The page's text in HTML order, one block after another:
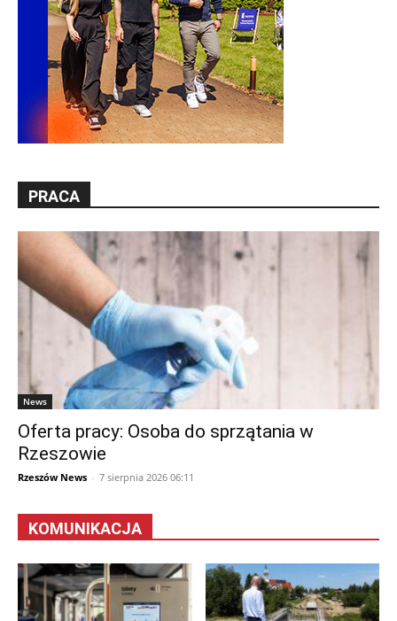
PRACA
News
Oferta pracy: Osoba do sprzątania w
Rzeszowie
Rzeszów News - 7 sierpnia 2026 06:11
KOMUNIKACJA